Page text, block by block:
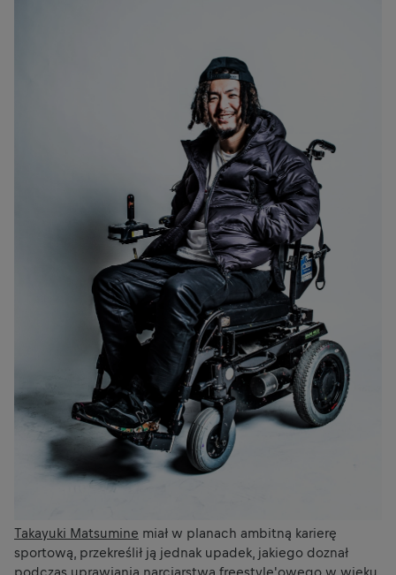
Takayuki Matsumine miał w planach ambitną karierę
sportową, przekreślił ją jednak upadek, jakiego doznał
podczas uprawiania narciarstwa freestyle'owego w wieku